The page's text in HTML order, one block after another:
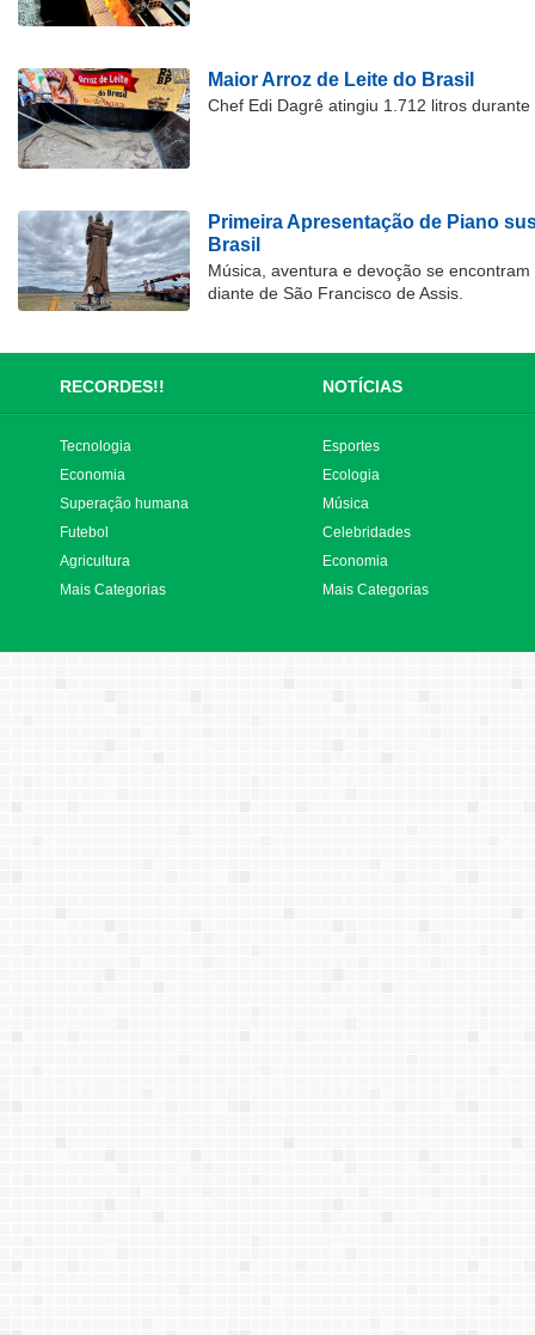
Maior Arroz de Leite do Brasil
Chef Edi Dagrê atingiu 1.712 litros
Primeira Apresentação de Piano
Brasil
Música, aventura e devoção se
diante de São Francisco de Assis.
RECORDES!! NOTÍCIAS
Tecnologia
Economia
Superação humana
Futebol
Agricultura
Mais Categorias
Esportes
Ecologia
Música
Celebridades
Economia
Mais Categorias